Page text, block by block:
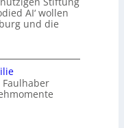
AI‘ wollen
und die
Faulhaber